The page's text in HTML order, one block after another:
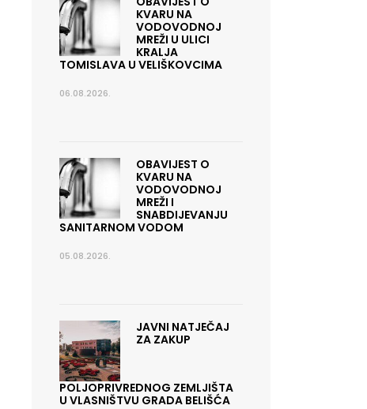
KVARU NA
VODOVODNOJ
MREŽI U ULICI
KRALJA
TOMISLAVA U VELIŠKOVCIMA
06.08.2026.
OBAVIJEST O
KVARU NA
VODOVODNOJ
MREŽI I
SNABDIJEVANJU
SANITARNOM VODOM
05.08.2026.
JAVNI NATJEČAJ
ZA ZAKUP
POLJOPRIVREDNOG ZEMLJIŠTA
U VLASNIŠTVU GRADA BELIŠĆA